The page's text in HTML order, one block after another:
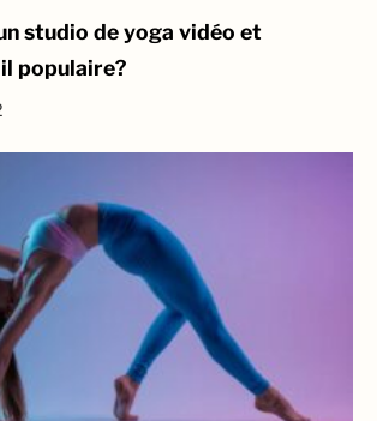
studio de yoga vidéo et
populaire?